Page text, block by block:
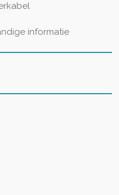
informatie